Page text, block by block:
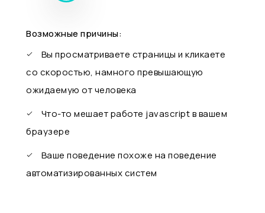
Возможные причины:
Вы просматриваете страницы и кликаете
со скоростью, намного превышающую
ожидаемую от человека
Что-то мешает работе javascript в вашем
браузере
Ваше поведение похоже на поведение
автоматизированных систем